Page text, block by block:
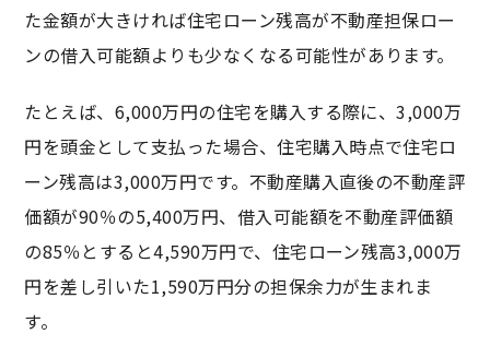
た金額が大きければ住宅ローン残高が不動産担保ロー
ンの借入可能額よりも少なくなる可能性があります。
たとえば、6,000万円の住宅を購入する際に、3,000万
円を頭金として支払った場合、住宅購入時点で住宅ロ
ーン残高は3,000万円です。不動産購入直後の不動産評
価額が90％の5,400万円、借入可能額を不動産評価額
の85％とすると4,590万円で、住宅ローン残高3,000万
円を差し引いた1,590万円分の担保余力が生まれま
す。